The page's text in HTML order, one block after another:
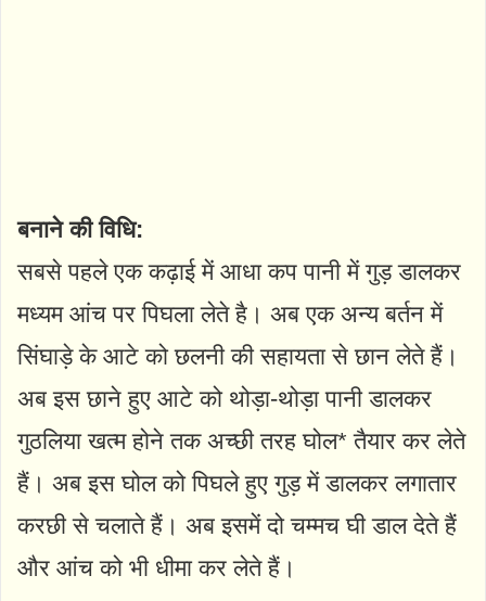
बनाने की विधि:
सबसे पहले एक कढ़ाई में आधा कप पानी में गुड़ डालकर
मध्यम आंच पर पिघला लेते है। अब एक अन्य बर्तन में
सिंघाड़े के आटे को छलनी की सहायता से छान लेते हैं।
अब इस छाने हुए आटे को थोड़ा-थोड़ा पानी डालकर
गुठलिया खत्म होने तक अच्छी तरह घोल* तैयार कर लेते
हैं। अब इस घोल को पिघले हुए गुड़ में डालकर लगातार
करछी से चलाते हैं। अब इसमें दो चम्मच घी डाल देते हैं
और आंच को भी धीमा कर लेते हैं।